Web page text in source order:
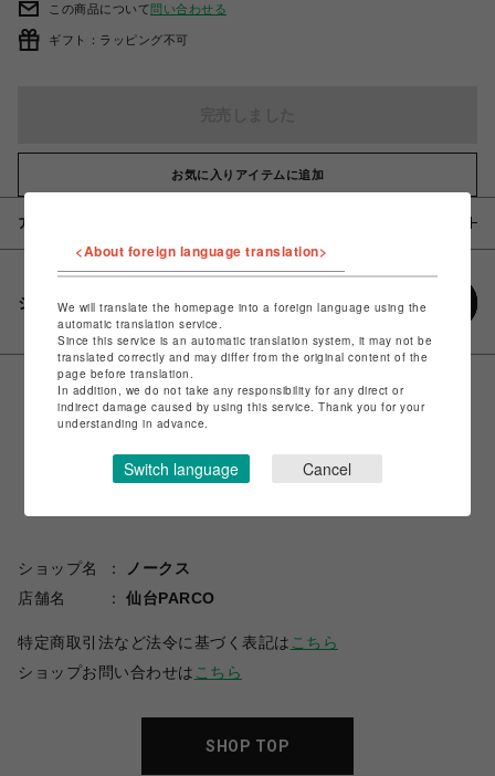
この商品について問い合わせる
ギフト：ラッピング不可
お気に入りアイテムに追加
アイテム説明 / 素材
シェアする
ショップ名
ノークス
店舗名
仙台PARCO
特定商取引法など法令に基づく表記は こちら
ショップお問い合わせは こちら
SHOP TOP
<About foreign language translation>
We will translate the homepage into a foreign language using the
automatic translation service.
Since this service is an automatic translation system, it may not be
translated correctly and may differ from the original content of the
page before translation.
In addition, we do not take any responsibility for any direct or
indirect damage caused by using this service. Thank you for your
understanding in advance.
Switch language Cancel